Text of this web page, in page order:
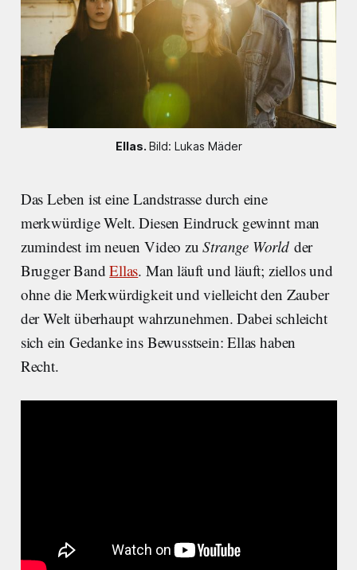
Ellas. Bild: Lukas Mäder
Das Leben ist eine Landstrasse durch eine
merkwürdige Welt. Diesen Eindruck gewinnt man
zumindest im neuen Video zuStrange Worldder
Brugger BandEllas. Man läuft und läuft; ziellos und
ohne die Merkwürdigkeit und vielleicht den Zauber
der Welt überhaupt wahrzunehmen. Dabei schleicht
sich ein Gedanke ins Bewusstsein: Ellas haben
Recht.